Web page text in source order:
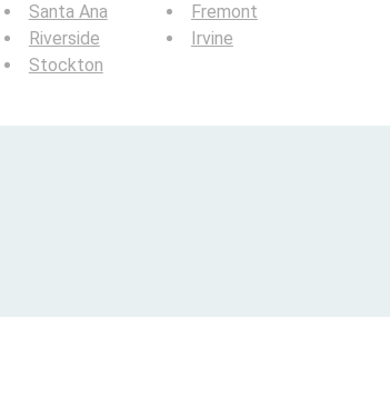
Santa Ana
Riverside
Stockton
Fremont
Irvine